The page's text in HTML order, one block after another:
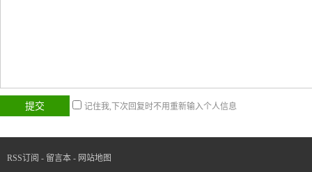
记住我,下次回复时不用重新输入个人信息
RSS订阅 - 留言本 - 网站地图